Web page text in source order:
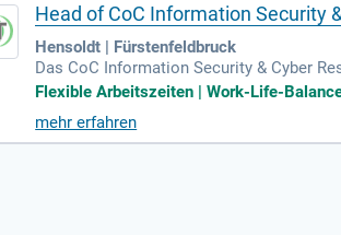
Head of CoC Information Security
Hensoldt | Fürstenfeldbruck
Das CoC Information Security & Cyber
Cyber-Resilience-Anforderungen
Flexible Arbeitszeiten | Work-Life-
mehr erfahren